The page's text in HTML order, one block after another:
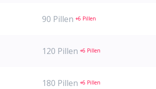
90 Pillen +6 Pillen
120 Pillen +6 Pillen
180 Pillen +6 Pillen